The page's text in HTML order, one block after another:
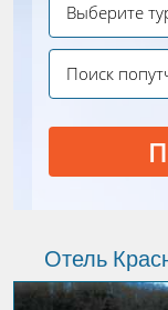
Отель